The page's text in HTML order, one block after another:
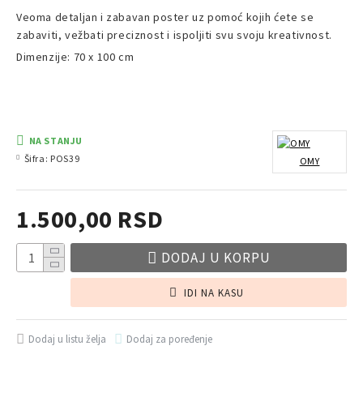
Veoma detaljan i zabavan poster uz pomoć kojih ćete se
zabaviti, vežbati preciznost i ispoljiti svu svoju kreativnost.
Dimenzije: 70 x 100 cm
1.500,00 RSD
NA STANJU
Šifra: POS39 OMY
DODAJ U KORPU
IDI NA KASU
Dodaj u listu želja Dodaj za poređenje